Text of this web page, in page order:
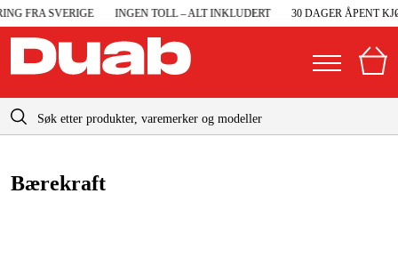
FRA SVERIGE INGEN TOLL – ALT INKLUDERT 30 DAGER ÅPENT KJØP
Sverige
info@duab.no
Bærekraft